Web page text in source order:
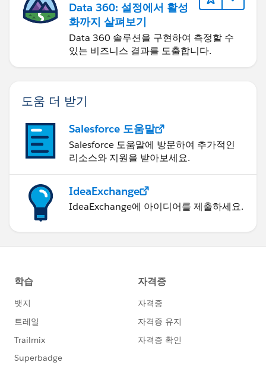
),
​          AND(
ISPICKVAL(Picklist__c,
Legal_Checkbox__c = True
ISPICKVAL(Picklist__c,
​          ),
AND(
ISPICKVAL(Picklist__c, "COO
​          )
)
Hope this helps
Data 360: 설정에서 활성
화까지 살펴보기
Data 360 솔루션을 구현하여 측정할 수
있는 비즈니스 결과를 도출합니다.
도움 더 받기
Salesforce 도움말
Salesforce 도움말에 방문하여 추가적인
리소스와 지원을 받아보세요.
IdeaExchange
IdeaExchange에 아이디어를 제출하세요.